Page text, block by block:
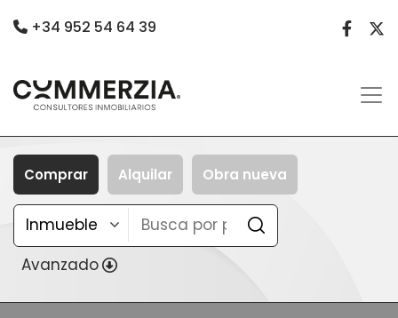
+34 952 54 64 39
Comprar Alquilar Obra nueva
Avanzado